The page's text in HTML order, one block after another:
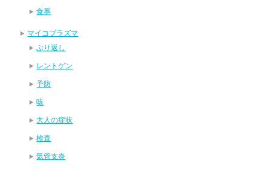
食事
マイコプラズマ
ぶり返し
レントゲン
予防
咳
大人の症状
検査
気管支炎